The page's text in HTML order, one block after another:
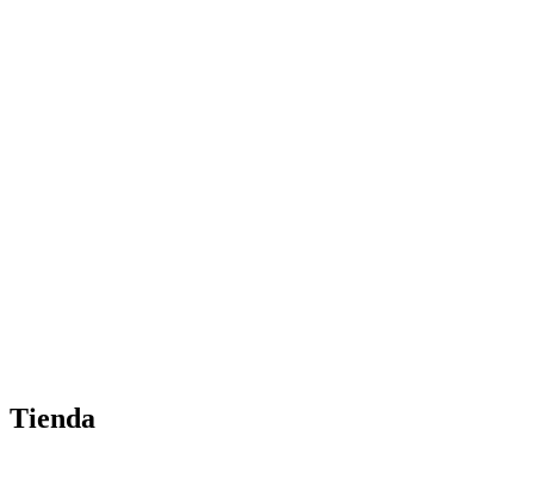
Tienda